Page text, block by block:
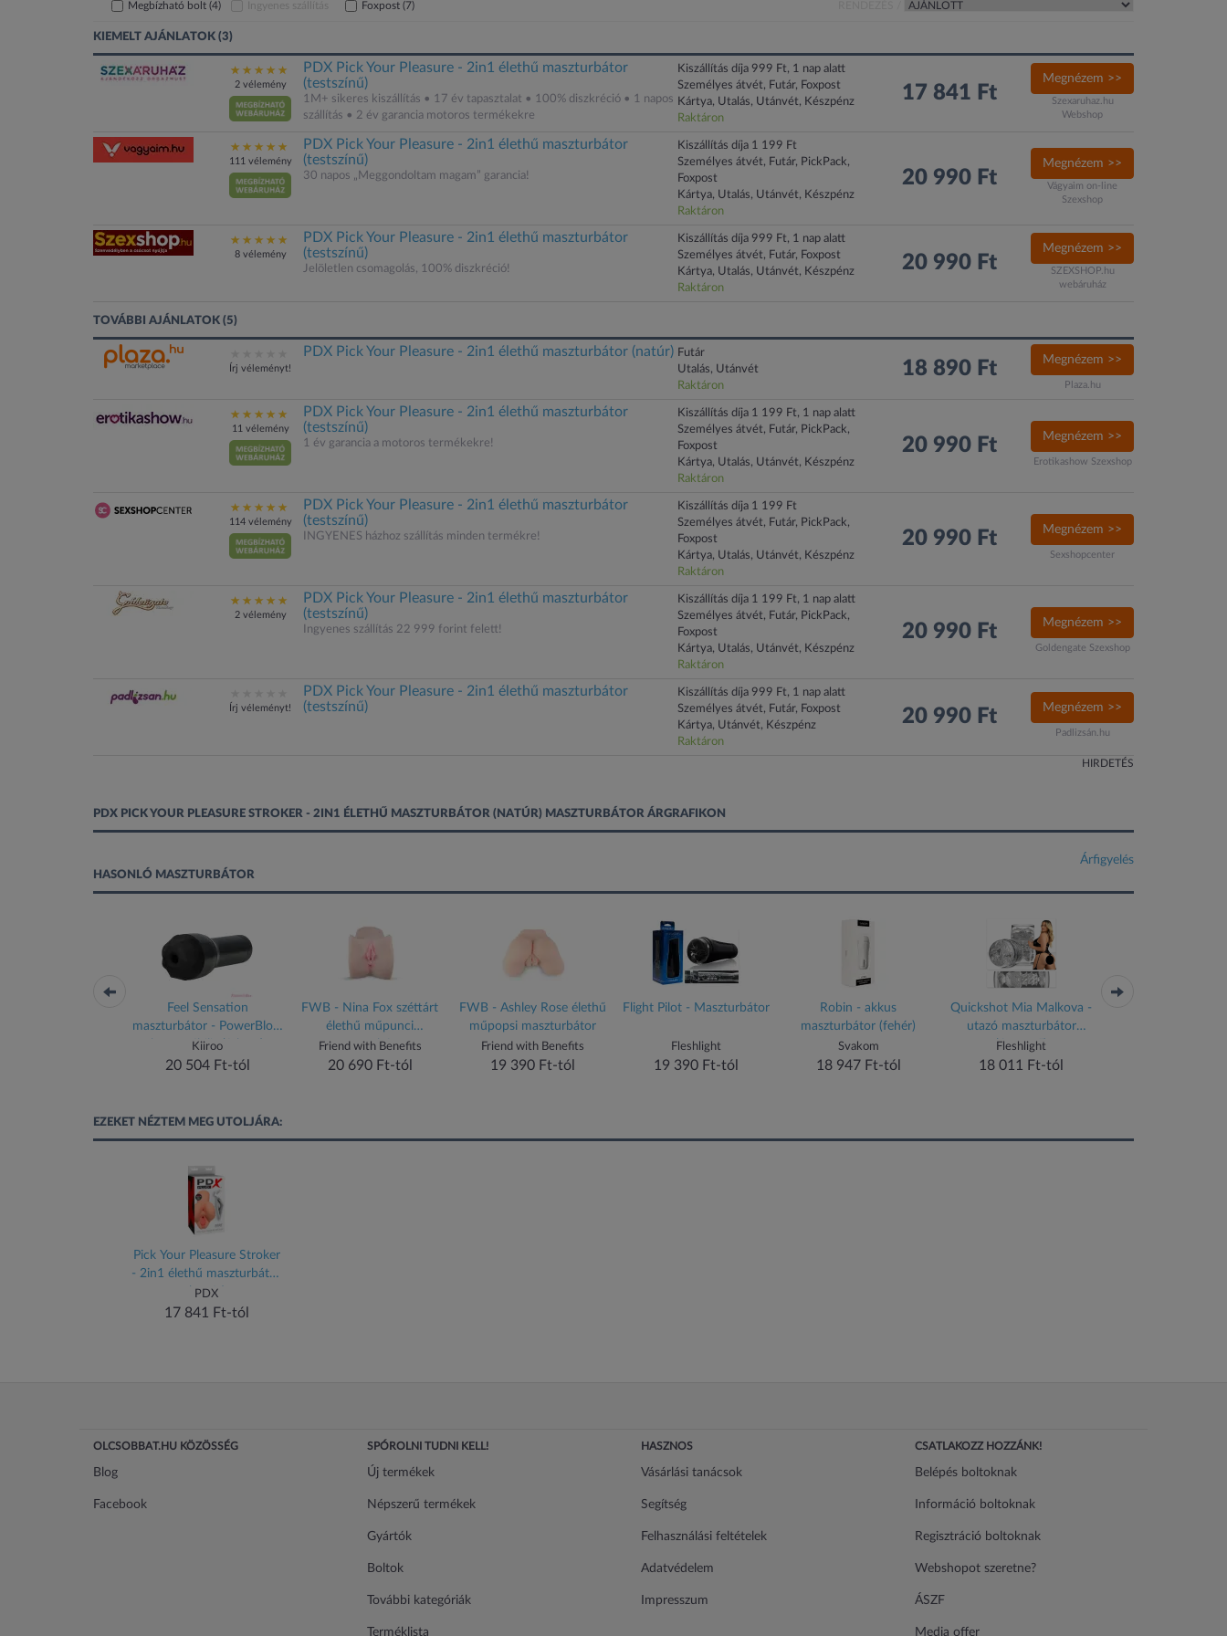
Megbízható bolt (4) Ingyenes szállítás Foxpost (7)
KIEMELT AJÁNLATOK (3)
2 vélemény
PDX Pick Your Pleasure - 2in1 élethű maszturbátor
(testszínű)
1M+ sikeres kiszállítás • 17 év tapasztalat • 100% diszkréció • 1 napos
szállítás • 2 év garancia motoros termékekre
Kiszállítás díja 999 Ft, 1 nap alatt
Személyes átvét, Futár, Foxpost
Kártya, Utalás, Utánvét, Készpénz
Raktáron
17 841 Ft
Megnézem >>
Szexaruhaz.hu
Webshop
111 vélemény
PDX Pick Your Pleasure - 2in1 élethű maszturbátor
(testszínű)
30 napos „Meggondoltam magam” garancia!
Kiszállítás díja 1 199 Ft
Személyes átvét, Futár, PickPack,
Foxpost
Kártya, Utalás, Utánvét, Készpénz
Raktáron
20 990 Ft
Megnézem >>
Vágyaim on-line
Szexshop
8 vélemény
PDX Pick Your Pleasure - 2in1 élethű maszturbátor
(testszínű)
Jelöletlen csomagolás, 100% diszkréció!
Kiszállítás díja 999 Ft, 1 nap alatt
Személyes átvét, Futár, Foxpost
Kártya, Utalás, Utánvét, Készpénz
Raktáron
20 990 Ft
Megnézem >>
SZEXSHOP.hu
webáruház
TOVÁBBI AJÁNLATOK (5)
Írj véleményt!
PDX Pick Your Pleasure - 2in1 élethű maszturbátor (natúr) Futár
Utalás, Utánvét
Raktáron
18 890 Ft Megnézem >>
Plaza.hu
11 vélemény
PDX Pick Your Pleasure - 2in1 élethű maszturbátor
(testszínű)
1 év garancia a motoros termékekre!
Kiszállítás díja 1 199 Ft, 1 nap alatt
Személyes átvét, Futár, PickPack,
Foxpost
Kártya, Utalás, Utánvét, Készpénz
Raktáron
20 990 Ft Megnézem >>
Erotikashow Szexshop
114 vélemény
PDX Pick Your Pleasure - 2in1 élethű maszturbátor
(testszínű)
INGYENES házhoz szállítás minden termékre!
Kiszállítás díja 1 199 Ft
Személyes átvét, Futár, PickPack,
Foxpost
Kártya, Utalás, Utánvét, Készpénz
Raktáron
20 990 Ft Megnézem >>
Sexshopcenter
2 vélemény
PDX Pick Your Pleasure - 2in1 élethű maszturbátor
(testszínű)
Ingyenes szállítás 22 999 forint felett!
Kiszállítás díja 1 199 Ft, 1 nap alatt
Személyes átvét, Futár, PickPack,
Foxpost
Kártya, Utalás, Utánvét, Készpénz
Raktáron
20 990 Ft Megnézem >>
Goldengate Szexshop
Írj véleményt!
PDX Pick Your Pleasure - 2in1 élethű maszturbátor
(testszínű)
Kiszállítás díja 999 Ft, 1 nap alatt
Személyes átvét, Futár, Foxpost
Kártya, Utánvét, Készpénz
Raktáron
20 990 Ft Megnézem >>
Padlizsán.hu
HIRDETÉS
PDX PICK YOUR PLEASURE STROKER - 2IN1 ÉLETHŰ MASZTURBÁTOR (NATÚR) MASZTURBÁTOR ÁRGRAFIKON
Árfigyelés
HASONLÓ MASZTURBÁTOR
Feel Sensation
maszturbátor - PowerBlow
kompatibilis (fekete)
Kiiroo
20 504 Ft-tól
FWB - Nina Fox széttárt
élethű műpunci
maszturbátor
Friend with Benefits
20 690 Ft-tól
FWB - Ashley Rose élethű
műpopsi maszturbátor
Friend with Benefits
19 390 Ft-tól
Flight Pilot - Maszturbátor
Fleshlight
19 390 Ft-tól
Robin - akkus
maszturbátor (fehér)
Svakom
18 947 Ft-tól
Quickshot Mia Malkova -
utazó maszturbátor
(áttetsző)
Fleshlight
18 011 Ft-tól
EZEKET NÉZTEM MEG UTOLJÁRA:
Pick Your Pleasure Stroker
- 2in1 élethű maszturbátor
(natúr)
PDX
17 841 Ft-tól
OLCSOBBAT.HU KÖZÖSSÉG
Blog
Facebook
SPÓROLNI TUDNI KELL!
Új termékek
Népszerű termékek
Gyártók
Boltok
További kategóriák
Terméklista
HASZNOS
Vásárlási tanácsok
Segítség
Felhasználási feltételek
Adatvédelem
Impresszum
CSATLAKOZZ HOZZÁNK!
Belépés boltoknak
Információ boltoknak
Regisztráció boltoknak
Webshopot szeretne?
ÁSZF
Media offer